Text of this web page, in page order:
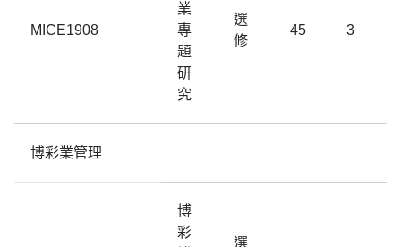
MICE1908
業
專
題
研
究
選
修
45 3
博彩業管理
博
彩
選